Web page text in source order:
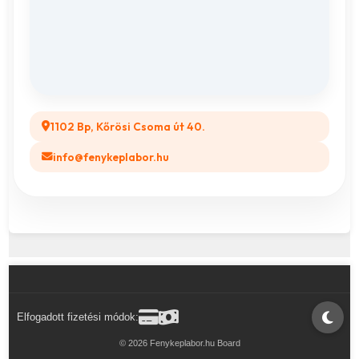
1102 Bp, Kőrösi Csoma út 40.
info@fenykeplabor.hu
Elfogadott fizetési módok:
© 2026 Fenykeplabor.hu Board